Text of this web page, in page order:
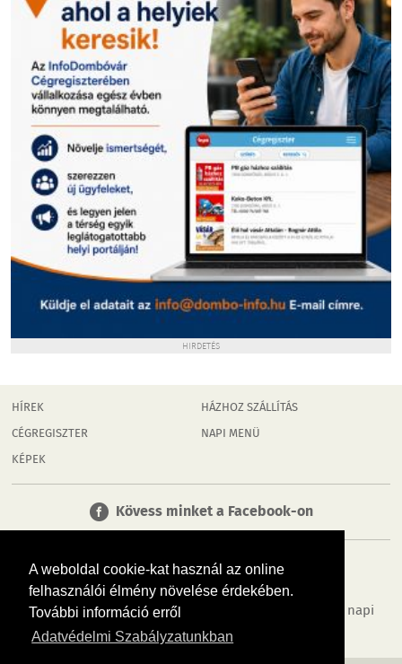
A weboldal cookie-kat használ az online
felhasználói élmény növelése érdekében.
További információ erről
Adatvédelmi Szabályzatunkban
HIRDETÉS
HÍREK
CÉGREGISZTER
KÉPEK
HÁZHOZ SZÁLLÍTÁS
NAPI MENÜ
Kövess minket a Facebook-on
Tudj meg többet városodról! Hírek, programok, képek, napi
menü, cégek…. és minden, ami Dombóvár